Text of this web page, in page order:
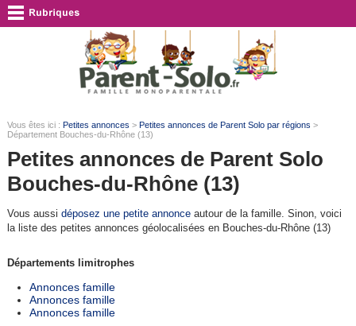
Vous êtes ici : Petites annonces > Petites annonces de Parent Solo par régions >
Département Bouches-du-Rhône (13)
Petites annonces de Parent Solo
Bouches-du-Rhône (13)
Vous aussi déposez une petite annonceautour de la famille. Sinon, voici
la liste des petites annonces géolocalisées en Bouches-du-Rhône (13)
Départements limitrophes
Annonces famille
Annonces famille
Annonces famille